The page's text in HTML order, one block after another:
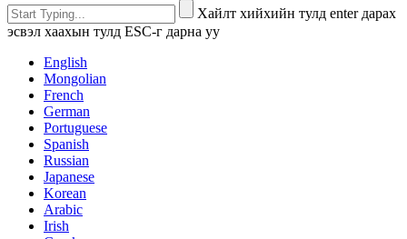
Хайлт хийхийн тулд enter дарах
эсвэл хаахын тулд ESC-г дарна уу
English
Mongolian
French
German
Portuguese
Spanish
Russian
Japanese
Korean
Arabic
Irish